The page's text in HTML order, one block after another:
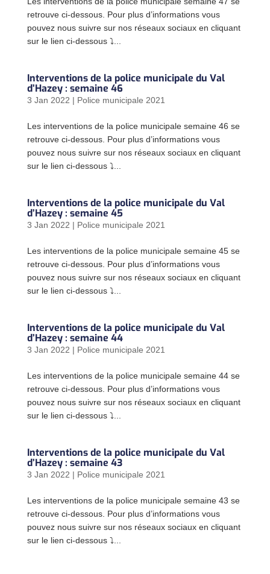
retrouve ci-dessous. Pour plus d’informations vous
pouvez nous suivre sur nos réseaux sociaux en cliquant
sur le lien ci-dessous ⤵...
Interventions de la police municipale du Val
d’Hazey : semaine 46
3 Jan 2022 | Police municipale 2021
Les interventions de la police municipale semaine 46 se
retrouve ci-dessous. Pour plus d’informations vous
pouvez nous suivre sur nos réseaux sociaux en cliquant
sur le lien ci-dessous ⤵...
Interventions de la police municipale du Val
d’Hazey : semaine 45
3 Jan 2022 | Police municipale 2021
Les interventions de la police municipale semaine 45 se
retrouve ci-dessous. Pour plus d’informations vous
pouvez nous suivre sur nos réseaux sociaux en cliquant
sur le lien ci-dessous ⤵...
Interventions de la police municipale du Val
d’Hazey : semaine 44
3 Jan 2022 | Police municipale 2021
Les interventions de la police municipale semaine 44 se
retrouve ci-dessous. Pour plus d’informations vous
pouvez nous suivre sur nos réseaux sociaux en cliquant
sur le lien ci-dessous ⤵...
Interventions de la police municipale du Val
d’Hazey : semaine 43
3 Jan 2022 | Police municipale 2021
Les interventions de la police municipale semaine 43 se
retrouve ci-dessous. Pour plus d’informations vous
pouvez nous suivre sur nos réseaux sociaux en cliquant
sur le lien ci-dessous ⤵...